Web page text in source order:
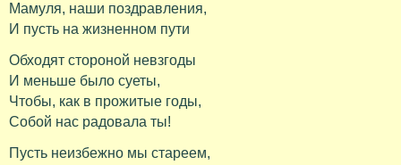
Мамуля, наши поздравления,
И пусть на жизненном пути
Обходят стороной невзгоды
И меньше было суеты,
Чтобы, как в прожитые годы,
Собой нас радовала ты!
Пусть неизбежно мы стареем,